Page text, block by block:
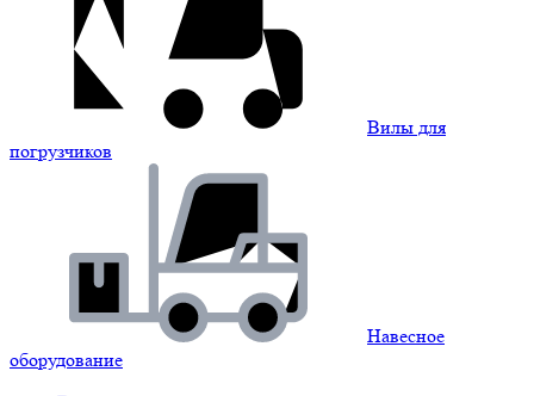
Вилы для
погрузчиков
Навесное
оборудование